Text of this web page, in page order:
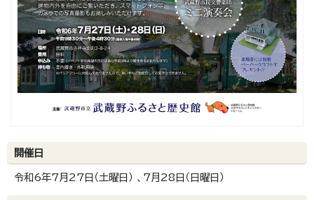
開催日
令和6年7月27日（土曜日） 、7月28日（日曜日）